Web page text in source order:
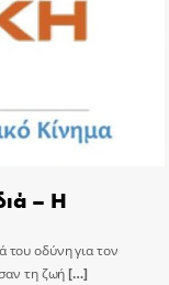
– Η
του οδύνη για τον
τη ζωή[…]